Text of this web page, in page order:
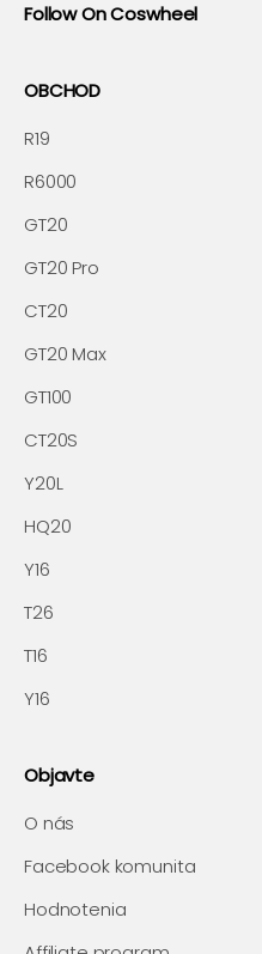
Follow On Coswheel
OBCHOD
R19
R6000
GT20
GT20 Pro
CT20
GT20 Max
GT100
CT20S
Y20L
HQ20
Y16
T26
T16
Y16
Objavte
O nás
Facebook komunita
Hodnotenia